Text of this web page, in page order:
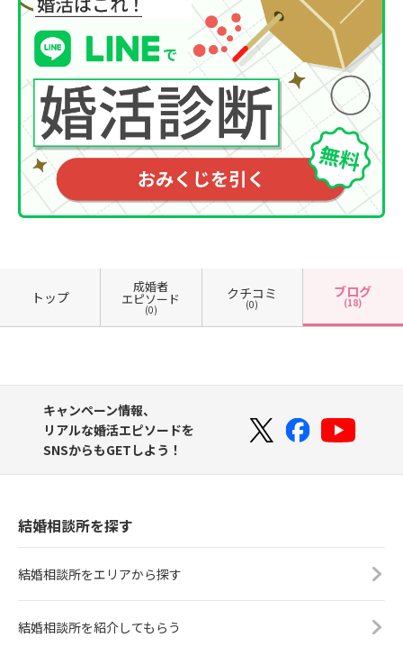
トップ
成婚者
エピソード
(0)
クチコミ
(0)
ブログ
(18)
キャンペーン情報、
リアルな婚活エピソードを
SNSからもGETしよう！
結婚相談所を探す
結婚相談所をエリアから探す
結婚相談所を紹介してもらう